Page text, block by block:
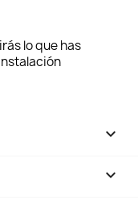
lo que has

